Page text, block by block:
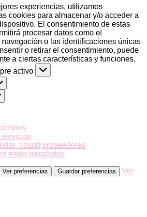
experiencias, utilizamos
cookies para almacenar y/o acceder a
El consentimiento de estas
procesar datos como el
o las identificaciones únicas
o retirar el consentimiento, puede
a ciertas características y funciones.
activo
proveedores
estos propósitos
Ver preferencias Guardar preferencias
Ver